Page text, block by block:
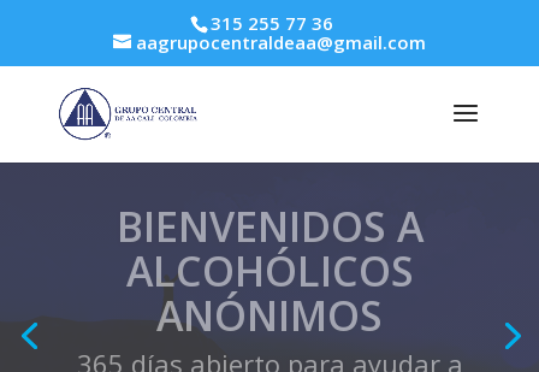
315 255 77 36
aagrupocentraldeaa@gmail.com
GRUPO CENTRAL DE
ALCOHÓLICOS
ANÓNIMOS CALI
COLOMBIA
Podemos ayudarle